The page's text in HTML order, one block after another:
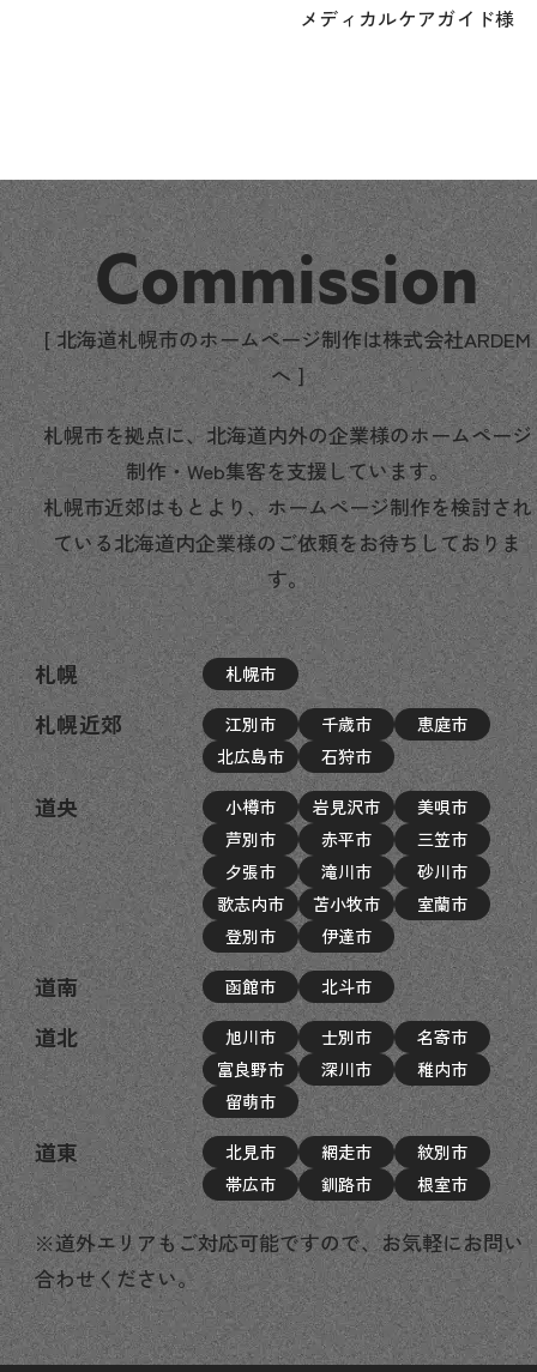
メディカルケアガイド様
Commission
[ 北海道札幌市のホームページ制作は株式会社ARDEM
へ ]
札幌市を拠点に、北海道内外の企業様のホームページ
制作・Web集客を支援しています。
札幌市近郊はもとより、ホームページ制作を検討され
ている北海道内企業様のご依頼をお待ちしておりま
す。
札幌 札幌市
札幌近郊 江別市 千歳市
恵庭市
北広島市
石狩市
道央 小樽市 岩見沢市
美唄市
芦別市
赤平市
三笠市
夕張市
滝川市
砂川市
歌志内市
苫小牧市
室蘭市
登別市
伊達市
道南 函館市 北斗市
道北 旭川市 士別市
名寄市
富良野市
深川市
稚内市
留萌市
道東 北見市 網走市
紋別市
帯広市
釧路市 根室市
※道外エリアもご対応可能ですので、お気軽にお問い
合わせください。